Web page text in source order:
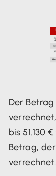
Der Betrag
bis 51.130
Betrag,
verrechnet.